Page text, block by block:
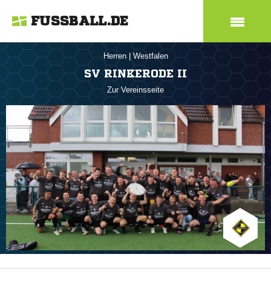
FUSSBALL.DE
Herren Westfalen
SV RINKERODE II
Zur Vereinsseite